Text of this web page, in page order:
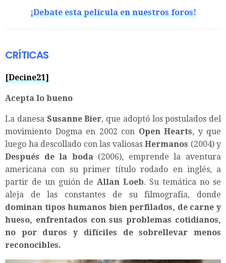
¡Debate esta película en nuestros foros!
CRÍTICAS
[Decine21]
Acepta lo bueno
La danesa Susanne Bier, que adoptó los postulados del
movimiento Dogma en 2002 con Open Hearts, y que
luego ha descollado con las valiosas Hermanos (2004) y
Después de la boda(2006), emprende la aventura
americana con su primer título rodado en inglés, a
partir de un guión de Allan Loeb. Su temática no se
aleja de las constantes de su filmografía, donde
dominan tipos humanos bien perfilados, de carne y
hueso, enfrentados con sus problemas cotidianos,
no por duros y difíciles de sobrellevar menos
reconocibles.